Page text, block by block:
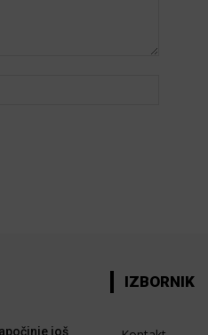
još
IZBORNIK